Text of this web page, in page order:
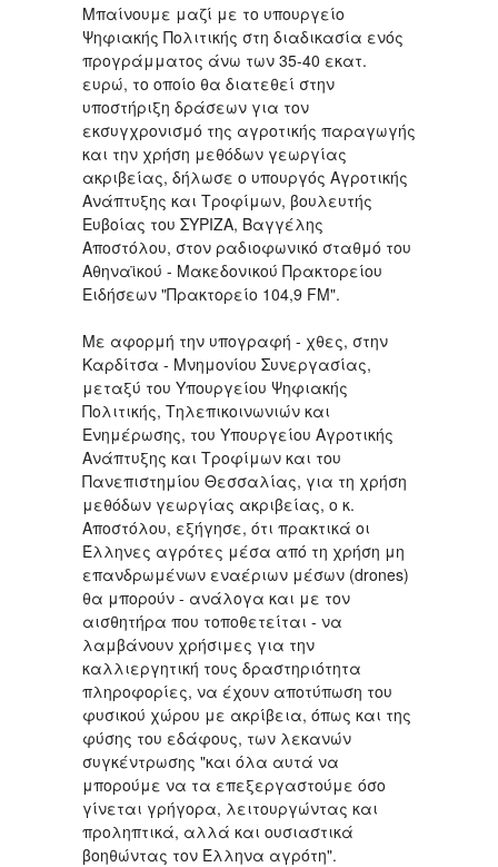
Μπαίνουμε μαζί με το υπουργείο
Ψηφιακής Πολιτικής στη διαδικασία ενός
προγράμματος άνω των 35-40 εκατ.
ευρώ, το οποίο θα διατεθεί στην
υποστήριξη δράσεων για τον
εκσυγχρονισμό της αγροτικής παραγωγής
και την χρήση μεθόδων γεωργίας
ακριβείας, δήλωσε ο υπουργός Αγροτικής
Ανάπτυξης και Τροφίμων, βουλευτής
Ευβοίας του ΣΥΡΙΖΑ, Βαγγέλης
Αποστόλου, στον ραδιοφωνικό σταθμό του
Αθηναϊκού - Μακεδονικού Πρακτορείου
Ειδήσεων "Πρακτορείο 104,9 FM".
Με αφορμή την υπογραφή - χθες, στην
Καρδίτσα - Μνημονίου Συνεργασίας,
μεταξύ του Υπουργείου Ψηφιακής
Πολιτικής, Τηλεπικοινωνιών και
Ενημέρωσης, του Υπουργείου Αγροτικής
Ανάπτυξης και Τροφίμων και του
Πανεπιστημίου Θεσσαλίας, για τη χρήση
μεθόδων γεωργίας ακριβείας, ο κ.
Αποστόλου, εξήγησε, ότι πρακτικά οι
Έλληνες αγρότες μέσα από τη χρήση μη
επανδρωμένων εναέριων μέσων (drones)
θα μπορούν - ανάλογα και με τον
αισθητήρα που τοποθετείται - να
λαμβάνουν χρήσιμες για την
καλλιεργητική τους δραστηριότητα
πληροφορίες, να έχουν αποτύπωση του
φυσικού χώρου με ακρίβεια, όπως και της
φύσης του εδάφους, των λεκανών
συγκέντρωσης "και όλα αυτά να
μπορούμε να τα επεξεργαστούμε όσο
γίνεται γρήγορα, λειτουργώντας και
προληπτικά, αλλά και ουσιαστικά
βοηθώντας τον Έλληνα αγρότη".